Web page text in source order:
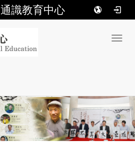
通識教育中心